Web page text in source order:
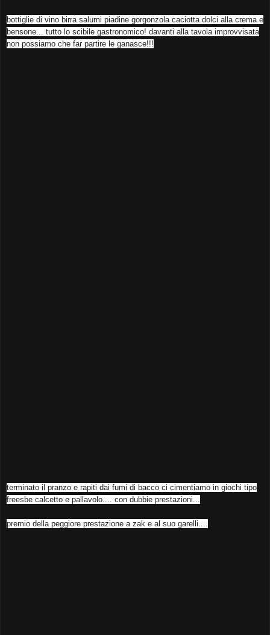
bottiglie di vino birra salumi piadine gorgonzola caciotta dolci alla crema e
bensone... tutto lo scibile gastronomico! davanti alla tavola improvvisata
non possiamo che far partire le ganasce!!!
terminato il pranzo e rapiti dai fumi di bacco ci cimentiamo in giochi tipo
freesbe calcetto e pallavolo.... con dubbie prestazioni...
premio della peggiore prestazione a zak e al suo garelli....